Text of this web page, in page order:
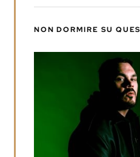
NON DORMIRE SU